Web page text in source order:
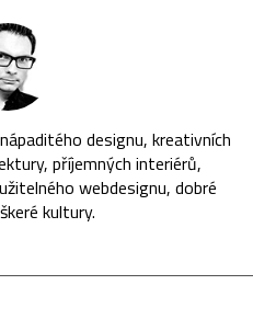
designu, kreativních
příjemných interiérů,
webdesignu, dobré
kultury.